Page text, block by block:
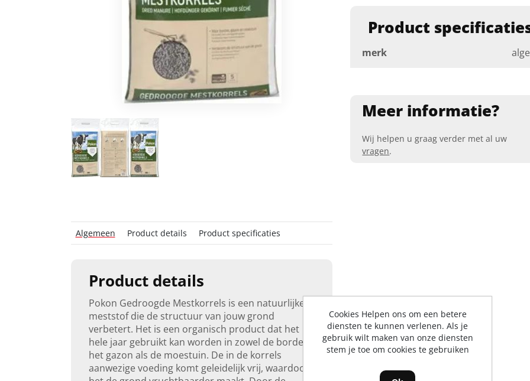
Product details
Pokon Gedroogde Mestkorrels is een natuurlijke
meststof die de structuur van jouw grond
verbetert. Het is een organisch product dat het
hele jaar gebruikt kan worden in zowel de border,
het gazon als de moestuin. De in de korrels
aanwezige voeding komt geleidelijk vrij, waardoor
Algemeen Product details Product specificaties
Product
merk
Meer informatie?
Wij helpen u graag verder met al uw
vragen.
Cookies Helpen ons om een betere
diensten te kunnen verlenen. Als je
gebruik wilt maken van onze diensten
stem je toe om cookies te gebruiken